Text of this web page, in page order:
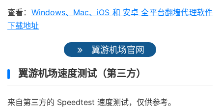
查看： Windows、Mac、iOS 和 安卓 全平台翻墙代理软件
下载地址
翼游机场官网
翼游机场速度测试（第三方）
来自第三方的 Speedtest 速度测试，仅供参考。